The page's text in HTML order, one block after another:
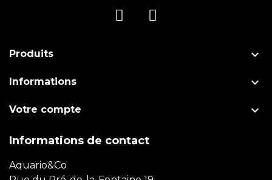
Produits 
Informations 
Votre compte 
Informations de contact
Aquario&Co